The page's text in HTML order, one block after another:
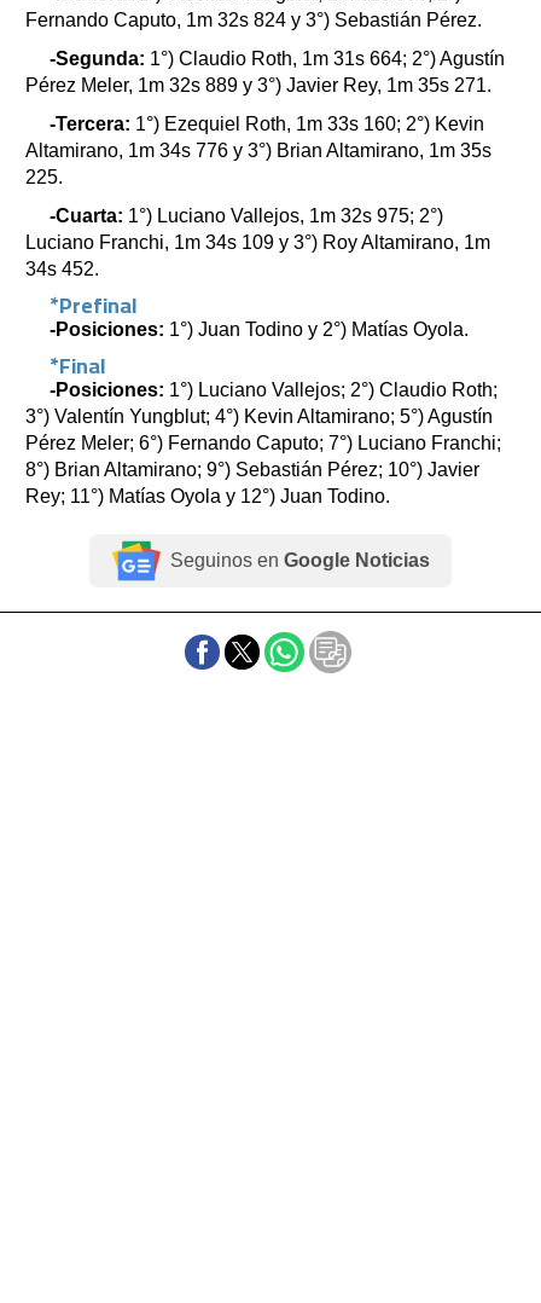
Fernando Caputo, 1m 32s 824 y 3°) Sebastián Pérez.
-Segunda: 1°) Claudio Roth, 1m 31s 664; 2°) Agustín
Pérez Meler, 1m 32s 889 y 3°) Javier Rey, 1m 35s 271.
-Tercera: 1°) Ezequiel Roth, 1m 33s 160; 2°) Kevin
Altamirano, 1m 34s 776 y 3°) Brian Altamirano, 1m 35s
225.
-Cuarta: 1°) Luciano Vallejos, 1m 32s 975; 2°)
Luciano Franchi, 1m 34s 109 y 3°) Roy Altamirano, 1m
34s 452.
*Prefinal
-Posiciones: 1°) Juan Todino y 2°) Matías Oyola.
*Final
-Posiciones: 1°) Luciano Vallejos; 2°) Claudio Roth;
3°) Valentín Yungblut; 4°) Kevin Altamirano; 5°) Agustín
Pérez Meler; 6°) Fernando Caputo; 7°) Luciano Franchi;
8°) Brian Altamirano; 9°) Sebastián Pérez; 10°) Javier
Rey; 11°) Matías Oyola y 12°) Juan Todino.
Seguinos en Google Noticias